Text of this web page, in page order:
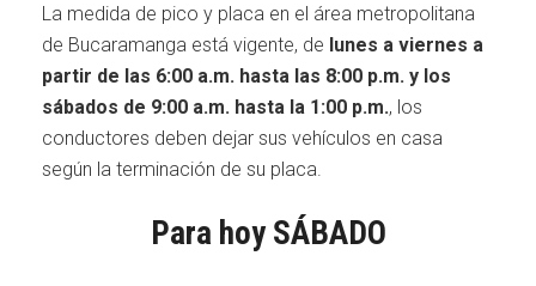
La medida de pico y placa en el área metropolitana
de Bucaramanga está vigente, de lunes a viernes a
partir de las 6:00 a.m. hasta las 8:00 p.m. y los
sábados de 9:00 a.m. hasta la 1:00 p.m., los
conductores deben dejar sus vehículos en casa
según la terminación de su placa.
Para hoy SÁBADO